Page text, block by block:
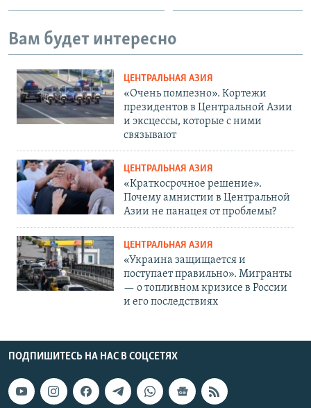
Вам будет интересно
ЦЕНТРАЛЬНАЯ АЗИЯ
«Очень помпезно». Кортежи
президентов в Центральной Азии
и эксцессы, которые с ними
связывают
ЦЕНТРАЛЬНАЯ АЗИЯ
«Краткосрочное решение».
Почему амнистии в Центральной
Азии не панацея от проблемы?
ЦЕНТРАЛЬНАЯ АЗИЯ
«Украина защищается и
поступает правильно». Мигранты
— о топливном кризисе в России
и его последствиях
ПОДПИШИТЕСЬ НА НАС В СОЦСЕТЯХ